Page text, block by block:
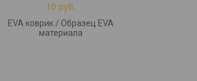
10 руб.
EVA коврик / Образец EVA
материала